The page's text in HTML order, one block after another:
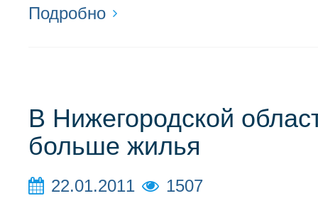
Подробно
В Нижегородской
больше жилья
22.01.2011 1507